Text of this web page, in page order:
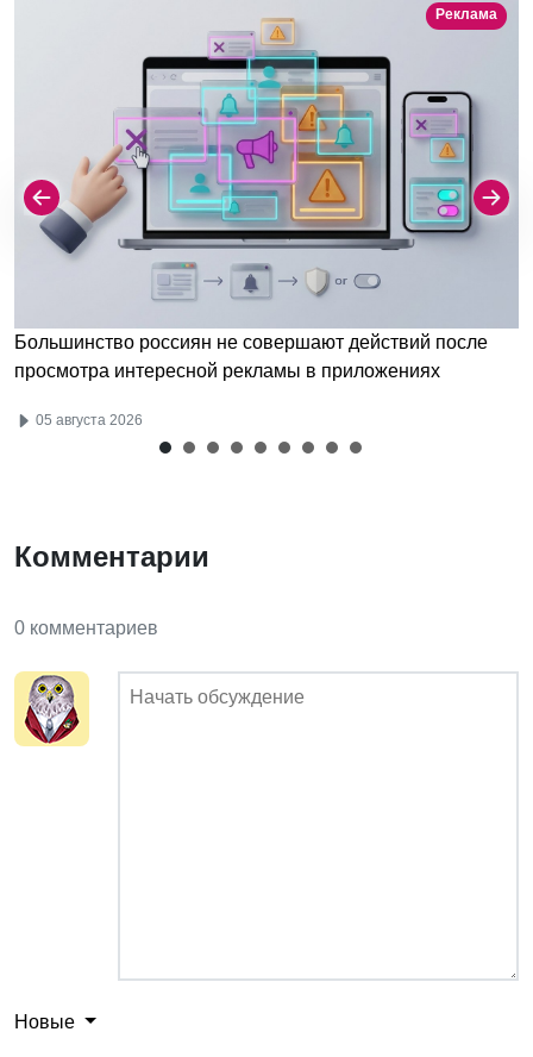
Реклама
Большинство россиян не совершают действий после
просмотра интересной рекламы в приложениях
05 августа 2026
Комментарии
0 комментариев
Новые